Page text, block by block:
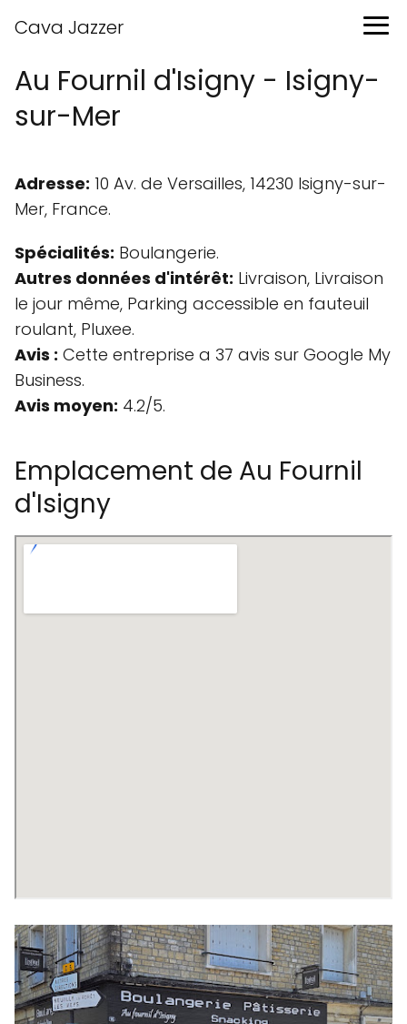
Cava Jazzer
Au Fournil d'Isigny - Isigny-
sur-Mer
Adresse: 10 Av. de Versailles, 14230 Isigny-sur-
Mer, France.
Spécialités: Boulangerie.
Autres données d'intérêt: Livraison, Livraison
le jour même, Parking accessible en fauteuil
roulant, Pluxee.
Avis : Cette entreprise a 37 avis sur Google My
Business.
Avis moyen: 4.2/5.
Emplacement de Au Fournil
d'Isigny